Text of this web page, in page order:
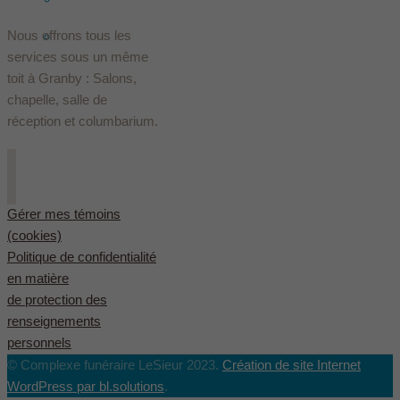
English( Anglais
Nous offrons tous les
services sous un même
toit à Granby : Salons,
chapelle, salle de
réception et columbarium.
Gérer mes témoins
(cookies)
Politique de confidentialité
en matière
de protection des
renseignements
personnels
© Complexe funéraire LeSieur 2023. Création de site Internet
WordPress par bl.solutions.